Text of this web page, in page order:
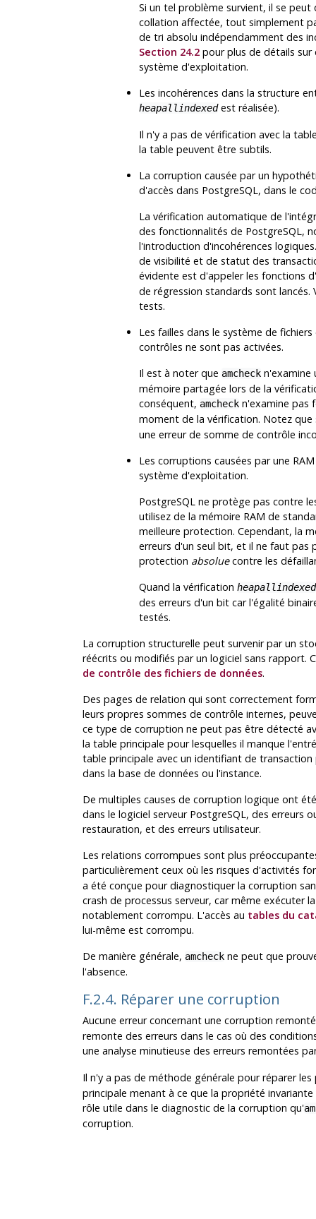
Si un tel problème survient, il se
collation affectée, tout simplement
de tri absolu indépendamment des
Section 24.2pour plus de détails
système d'exploitation.
Les incohérences dans la structure
heapallindexedest réalisée).
Il n'y a pas de vérification avec la
la table peuvent être subtils.
La corruption causée par un
d'accès dans PostgreSQL, dans le
La vérification automatique de
des fonctionnalités de PostgreSQL,
l'introduction d'incohérences
de visibilité et de statut des
évidente est d'appeler les fonctions d'
de régression standards sont lancés.
tests.
Les failles dans le système de
contrôles ne sont pas activées.
Il est à noter que amcheckn'examine
mémoire partagée lors de la
conséquent, amcheckn'examine pas
moment de la vérification. Notez
une erreur de somme de contrôle
Les corruptions causées par une
système d'exploitation.
PostgreSQLne protège pas contre
utilisez de la mémoire RAM de
meilleure protection. Cependant, la
erreurs d'un seul bit, et il ne faut
protection absoluecontre les
Quand la vérification heapallindexed
des erreurs d'un bit car l'égalité
testés.
La corruption structurelle peut survenir par un
réécrits ou modifiés par un logiciel sans
de contrôle des fichiers de données.
Des pages de relation qui sont correctement
leurs propres sommes de contrôle internes,
ce type de corruption ne peut pas être détecté
la table principale pour lesquelles il manque
table principale avec un identifiant de
dans la base de données ou l'instance.
De multiples causes de corruption logique ont
dans le logiciel serveur PostgreSQL, des erreurs
restauration, et des erreurs utilisateur.
Les relations corrompues sont plus
particulièrement ceux où les risques d'activités
a été conçue pour diagnostiquer la corruption
crash de processus serveur, car même exécuter
notablement corrompu. L'accès au tables du
lui-même est corrompu.
De manière générale, amcheckne peut que
l'absence.
F.2.4. Réparer une corruption
Aucune erreur concernant une corruption
remonte des erreurs dans le cas où des
une analyse minutieuse des erreurs remontées
Il n'y a pas de méthode générale pour réparer
principale menant à ce que la propriété
rôle utile dans le diagnostic de la corruption qu'
corruption.